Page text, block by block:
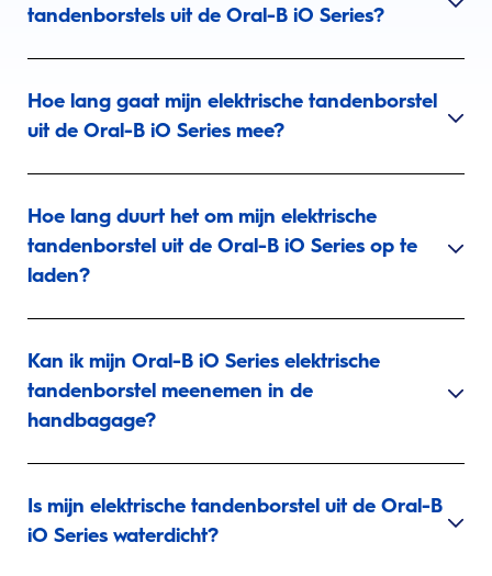
tandenborstels uit de Oral-B iO Series?
Hoe lang gaat mijn elektrische tandenborstel
uit de Oral-B iO Series mee?
Hoe lang duurt het om mijn elektrische
tandenborstel uit de Oral-B iO Series op te
laden?
Kan ik mijn Oral-B iO Series elektrische
tandenborstel meenemen in de
handbagage?
Is mijn elektrische tandenborstel uit de Oral-B
iO Series waterdicht?